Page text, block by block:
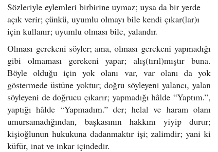
Sözleriyle eylemleri birbirine uymaz; uysa da bir yerde
açık verir; çünkü, uyumlu olmayı bile kendi çıkar(lar)ı
için kullanır; uyumlu olması bile, yalandır.
Olması gerekeni söyler; ama, olması gerekeni yapmadığı
gibi olmaması gerekeni yapar; alış(tırıl)mıştır buna.
Böyle olduğu için yok olanı var, var olanı da yok
göstermede üstüne yoktur; doğru söyleyeni yalancı, yalan
söyleyeni de doğrucu çıkarır; yapmadığı hâlde “Yaptım.”,
yaptığı hâlde “Yapmadım.” der; helal ve haram olanı
umursamadığından, başkasının hakkını yiyip durur;
kişioğlunun hukukuna dadanmaktır işi; zalimdir; yani ki
küfür, inat ve inkar içindedir.